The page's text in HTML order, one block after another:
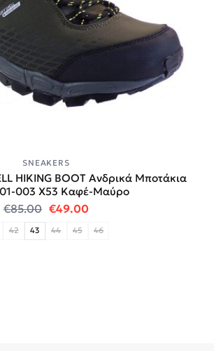
SNEAKERS
HIKING BOOT Ανδρικά Μποτάκια
003 Χ53 Καφέ-Μαύρο
€85.00 Original price was: €85.00.
€49.00Η τρέχουσα τιμή
42 43 44 45 46